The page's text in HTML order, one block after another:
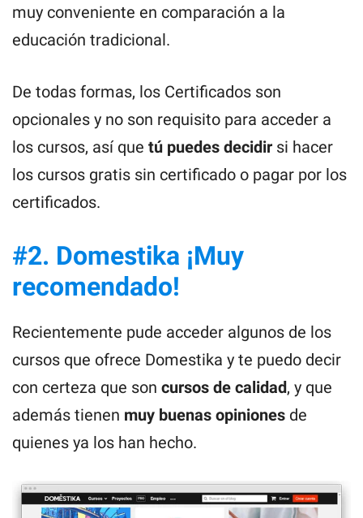
muy conveniente en comparación a la
educación tradicional.
De todas formas, los Certificados son
opcionales y no son requisito para acceder a
los cursos, así que tú puedes decidir si hacer
los cursos gratis sin certificado o pagar por los
certificados.
#2. Domestika ¡Muy
recomendado!
Recientemente pude acceder algunos de los
cursos que ofrece Domestika y te puedo decir
con certeza que son cursos de calidad, y que
además tienen muy buenas opiniones de
quienes ya los han hecho.